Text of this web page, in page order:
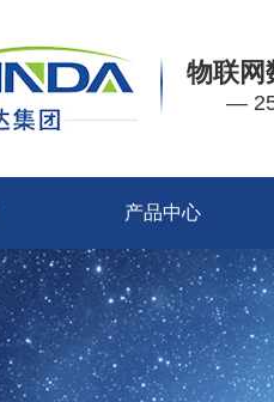
物联网
—
产品中心